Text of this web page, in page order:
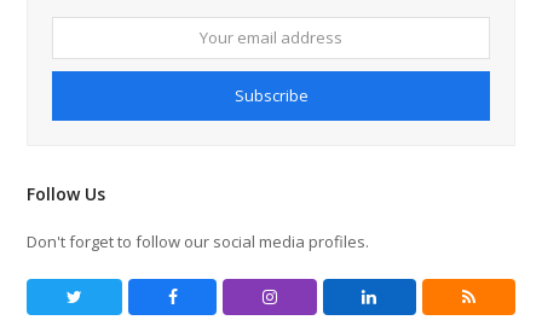
email
address
Subscribe
Follow Us
Don't forget to follow our social media profiles.
Facebook Instagram LinkedIn RSS